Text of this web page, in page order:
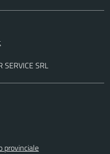
SERVICE SRL
provinciale